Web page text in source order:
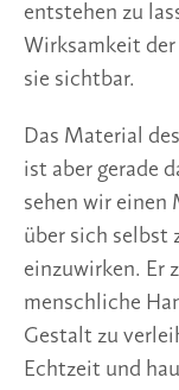
entstehen zu
Wirksamkeit
sie sichtbar.
Das Material
ist aber gerade
sehen wir einen
über sich selbst
einzuwirken. Er
menschliche
Gestalt zu
Echtzeit und